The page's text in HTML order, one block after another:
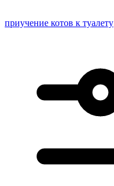
приучение котов к туалету